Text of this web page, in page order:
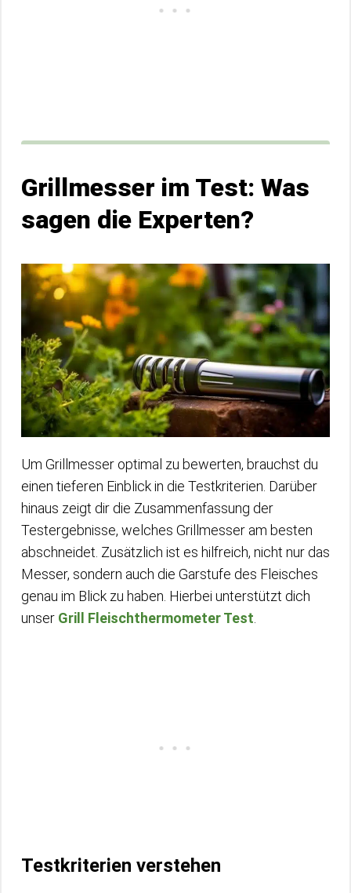
Grillmesser im Test: Was
sagen die Experten?
Um Grillmesser optimal zu bewerten, brauchst du
einen tieferen Einblick in die Testkriterien. Darüber
hinaus zeigt dir die Zusammenfassung der
Testergebnisse, welches Grillmesser am besten
abschneidet. Zusätzlich ist es hilfreich, nicht nur das
Messer, sondern auch die Garstufe des Fleisches
genau im Blick zu haben. Hierbei unterstützt dich
unser Grill Fleischthermometer Test
Testkriterien verstehen